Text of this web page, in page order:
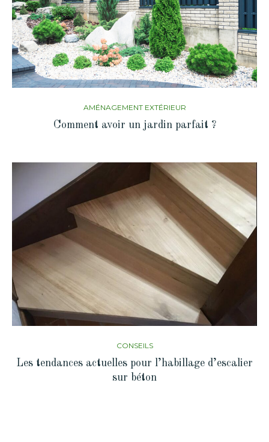
AMÉNAGEMENT EXTÉRIEUR
Comment avoir un jardin parfait ?
CONSEILS
Les tendances actuelles pour l’habillage d’escalier
sur béton